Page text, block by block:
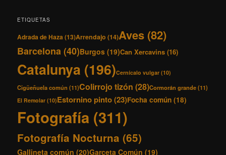
ETIQUETAS
Adrada de Haza (13)Arrendajo (14)Aves (82)
Barcelona(40)Burgos (19)Can Xercavins (16)
Catalunya (196)Cernícalo vulgar (10)
Cigüeñuela común (11)Colirrojo tizón (28)Cormorán grande(11)
El Remolar (10)Estornino pinto(23)Focha común (18)
Fotografía (311)
Fotografía Nocturna (65)
Gallineta común (20)Garceta Común (19)